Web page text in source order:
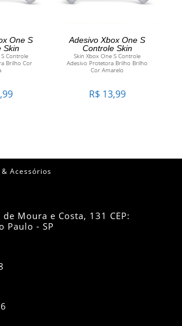
AO
One S
Skin
Controle
Brilho Cor
ADICIONAR AO
CARRINHO
Adesivo Xbox One S
Controle Skin
Skin Xbox One S Controle
Adesivo Protetora Brilho Brilho
Cor Amarelo
R$ 13,99
Acessórios
Moura e Costa, 131 CEP:
Paulo - SP